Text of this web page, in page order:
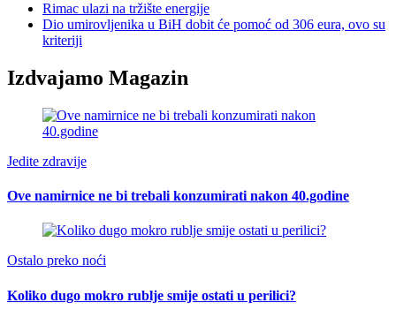
Rimac ulazi na tržište energije
Dio umirovljenika u BiH dobit će pomoć od 306 eura, ovo su
kriteriji
Izdvajamo Magazin
Jedite zdravije
Ove namirnice ne bi trebali konzumirati nakon 40.godine
Ostalo preko noći
Koliko dugo mokro rublje smije ostati u perilici?